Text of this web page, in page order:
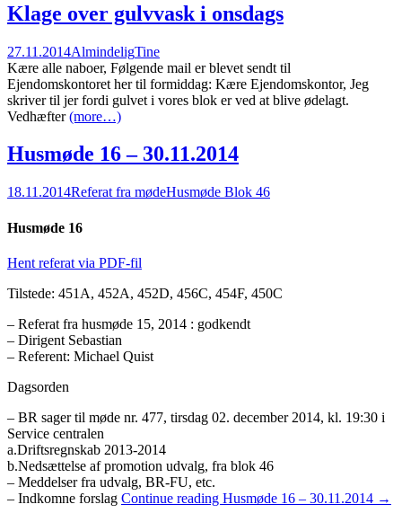
Klage over gulvvask i onsdags
27.11.2014AlmindeligTine
Kære alle naboer, Følgende mail er blevet sendt til
Ejendomskontoret her til formiddag: Kære Ejendomskontor, Jeg
skriver til jer fordi gulvet i vores blok er ved at blive ødelagt.
Vedhæfter(more…)
Husmøde 16 – 30.11.2014
18.11.2014Referat fra mødeHusmøde Blok 46
Husmøde 16
Hent referat via PDF-fil
Tilstede: 451A, 452A, 452D, 456C, 454F, 450C
– Referat fra husmøde 15, 2014 : godkendt
– Dirigent Sebastian
– Referent: Michael Quist
Dagsorden
– BR sager til møde nr. 477, tirsdag 02. december 2014, kl. 19:30 i
Service centralen
a.Driftsregnskab 2013-2014
b.Nedsættelse af promotion udvalg, fra blok 46
– Meddelser fra udvalg, BR-FU, etc.
– Indkomne forslag Continue reading Husmøde 16 – 30.11.2014 →